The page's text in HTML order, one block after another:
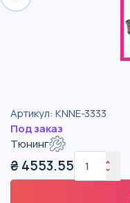
Артикул: KNNE-3333
Под заказ
Тюнинг
₴ 4553.55